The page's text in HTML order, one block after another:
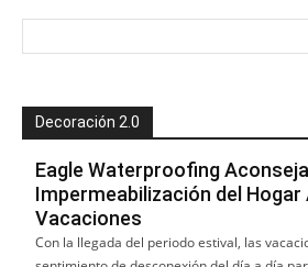
Decoración 2.0
Eagle Waterproofing
Impermeabilización del Hogar
Vacaciones
Con la llegada del periodo estival, las